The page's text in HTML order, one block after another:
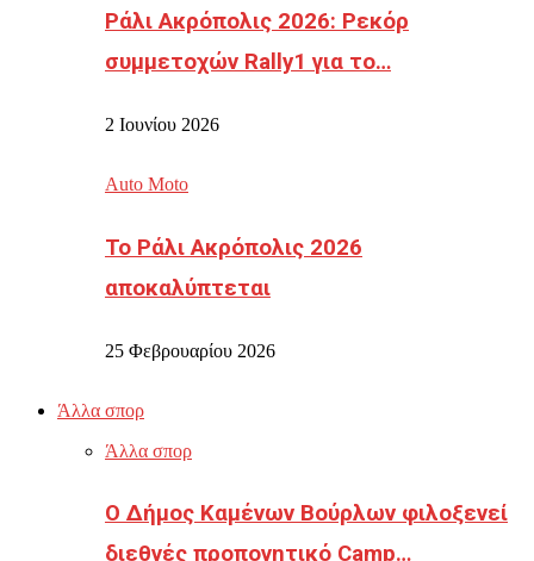
Ράλι Ακρόπολις 2026: Ρεκόρ
συμμετοχών Rally1 για το…
2 Ιουνίου 2026
Auto Moto
Το Ράλι Ακρόπολις 2026
αποκαλύπτεται
25 Φεβρουαρίου 2026
Άλλα σπορ
Άλλα σπορ
Ο Δήμος Καμένων Βούρλων φιλοξενεί
διεθνές προπονητικό Camp…